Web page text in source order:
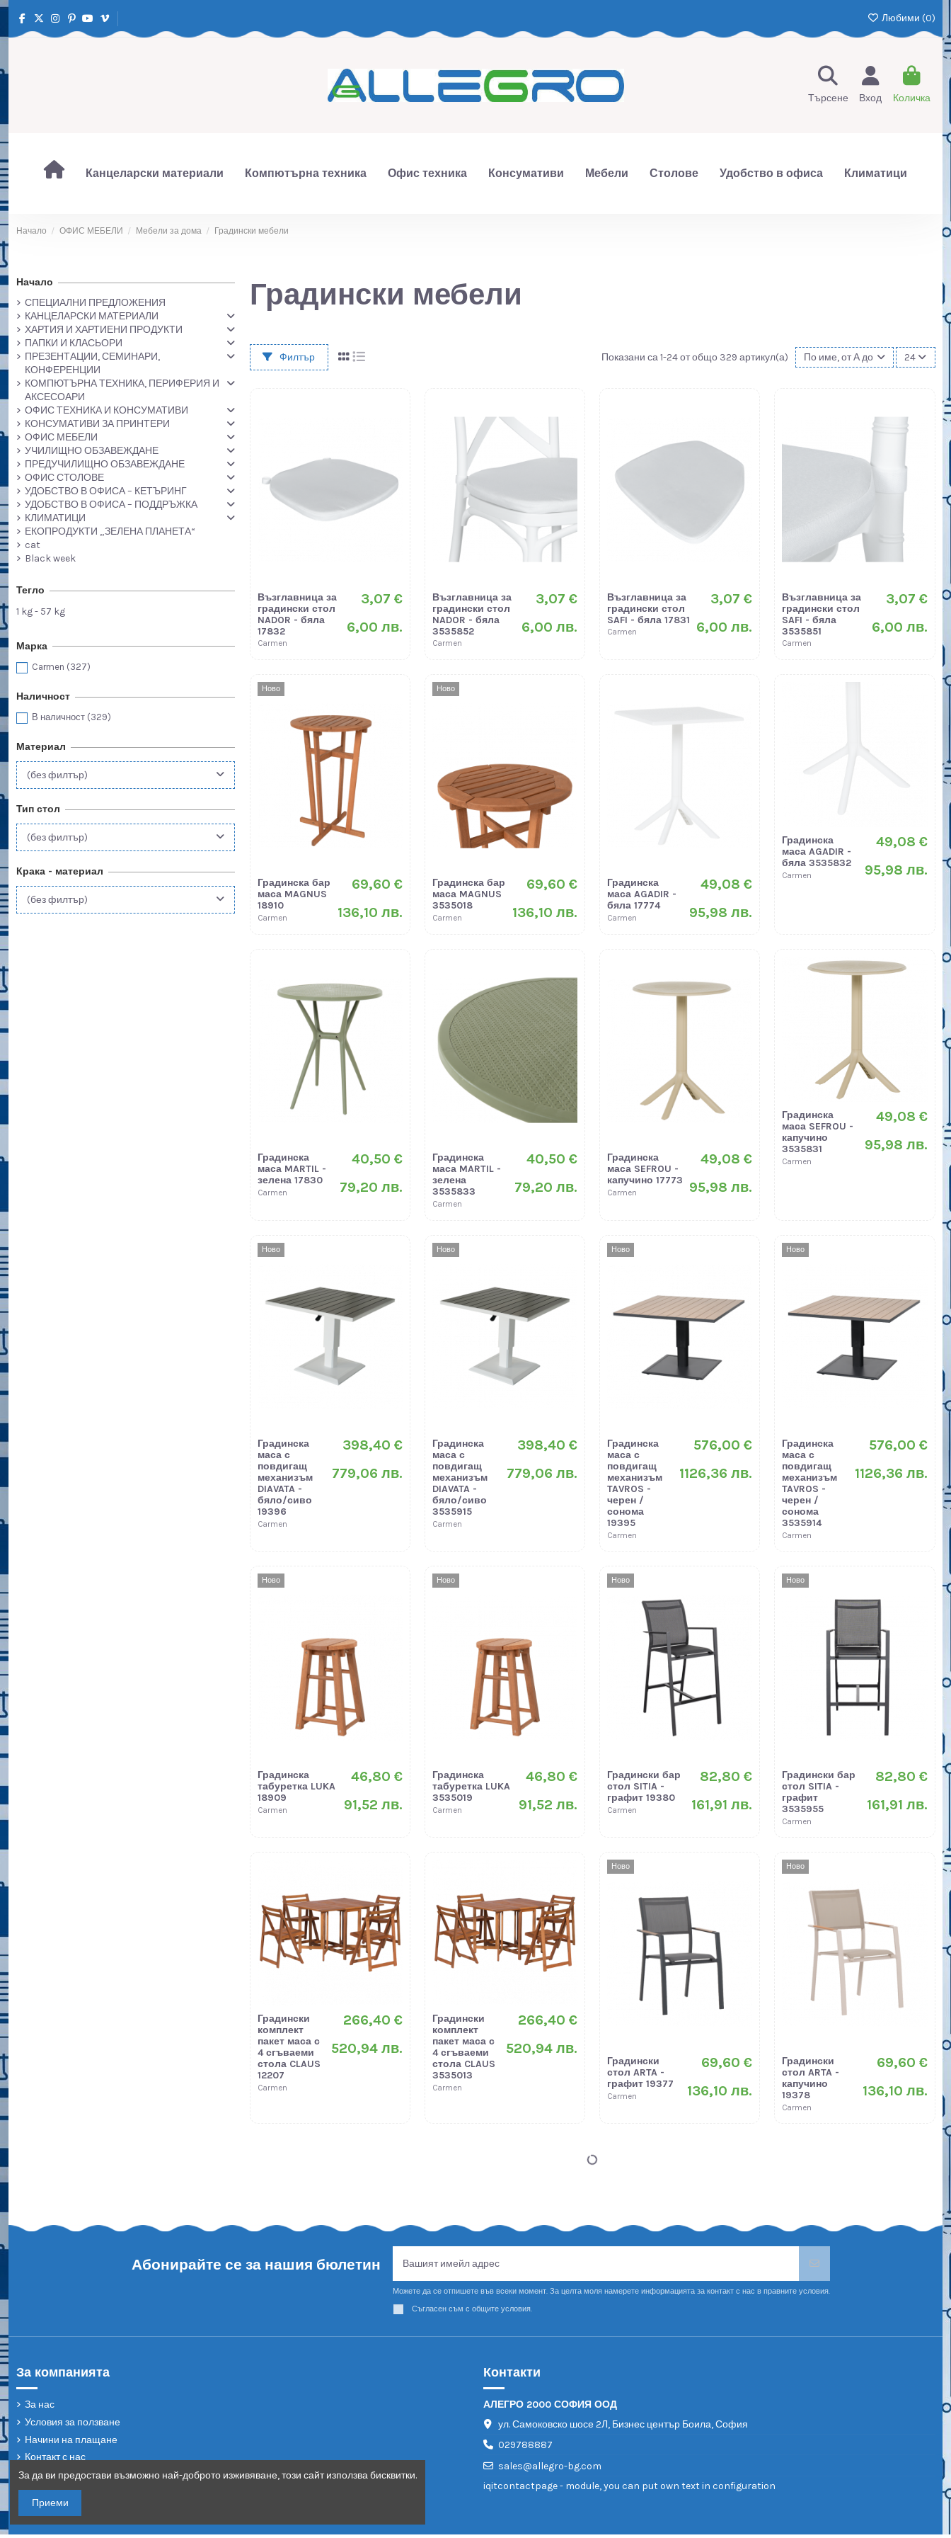
Любими (0)
Търсене Вход Количка
Канцеларски материали Компютърна техника Офис техника Консумативи Мебели Столове Удобство в офиса Климатици
Начало ОФИС МЕБЕЛИ Мебели за дома Градински мебели
Градински мебели
Филтър Показани са 1-24 от общо 329 артикул(а) По име, от А до Я 24
Възглавница за
градински стол
NADOR - бяла
17832
Carmen
3,07 €
6,00 лв.
Възглавница за
градински стол
NADOR - бяла
3535852
Carmen
3,07 €
6,00 лв.
Възглавница за
градински стол
SAFI - бяла 17831
Carmen
3,07 €
6,00 лв.
Възглавница за
градински стол
SAFI - бяла
3535851
Carmen
3,07 €
6,00 лв.
Ново
Градинска бар
маса MAGNUS
18910
Carmen
69,60 €
136,10 лв.
Ново
Градинска бар
маса MAGNUS
3535018
Carmen
69,60 €
136,10 лв.
Градинска
маса AGADIR -
бяла 17774
Carmen
49,08 €
95,98 лв.
Градинска
маса AGADIR -
бяла 3535832
Carmen
49,08 €
95,98 лв.
Градинска
маса MARTIL -
зелена 17830
Carmen
40,50 €
79,20 лв.
Градинска
маса MARTIL -
зелена
3535833
Carmen
40,50 €
79,20 лв.
Градинска
маса SEFROU -
капучино 17773
Carmen
49,08 €
95,98 лв.
Градинска
маса SEFROU -
капучино
3535831
Carmen
49,08 €
95,98 лв.
Ново
Градинска
маса с
повдигащ
механизъм
DIAVATA -
бяло/сиво
19396
Carmen
398,40 €
779,06 лв.
Ново
Градинска
маса с
повдигащ
механизъм
DIAVATA -
бяло/сиво
3535915
Carmen
398,40 €
779,06 лв.
Ново
Градинска
маса с
повдигащ
механизъм
TAVROS -
черен /
сонома
19395
Carmen
576,00 €
1126,36 лв.
Ново
Градинска
маса с
повдигащ
механизъм
TAVROS -
черен /
сонома
3535914
Carmen
576,00 €
1126,36 лв.
Ново
Градинска
табуретка LUKA
18909
Carmen
46,80 €
91,52 лв.
Ново
Градинска
табуретка LUKA
3535019
Carmen
46,80 €
91,52 лв.
Ново
Градински бар
стол SITIA -
графит 19380
Carmen
82,80 €
161,91 лв.
Ново
Градински бар
стол SITIA -
графит
3535955
Carmen
82,80 €
161,91 лв.
Градински
комплект
пакет маса с
4 сгъваеми
стола CLAUS
12207
Carmen
266,40 €
520,94 лв.
Градински
комплект
пакет маса с
4 сгъваеми
стола CLAUS
3535013
Carmen
266,40 €
520,94 лв.
Ново
Градински
стол ARTA -
графит 19377
Carmen
69,60 €
136,10 лв.
Ново
Градински
стол ARTA -
капучино
19378
Carmen
69,60 €
136,10 лв.
крем 19376
136,10 лв.
Начало
СПЕЦИАЛНИ ПРЕДЛОЖЕНИЯ
КАНЦЕЛАРСКИ МАТЕРИАЛИ
ХАРТИЯ И ХАРТИЕНИ ПРОДУКТИ
ПАПКИ И КЛАСЬОРИ
ПРЕЗЕНТАЦИИ, СЕМИНАРИ,
КОНФЕРЕНЦИИ
КОМПЮТЪРНА ТЕХНИКА, ПЕРИФЕРИЯ И
АКСЕСОАРИ
ОФИС ТЕХНИКА И КОНСУМАТИВИ
КОНСУМАТИВИ ЗА ПРИНТЕРИ
ОФИС МЕБЕЛИ
УЧИЛИЩНО ОБЗАВЕЖДАНЕ
ПРЕДУЧИЛИЩНО ОБЗАВЕЖДАНЕ
ОФИС СТОЛОВЕ
УДОБСТВО В ОФИСА – КЕТЪРИНГ
УДОБСТВО В ОФИСА – ПОДДРЪЖКА
КЛИМАТИЦИ
ЕКОПРОДУКТИ „ЗЕЛЕНА ПЛАНЕТА“
cat
Black week
Тегло
1 kg - 57 kg
Марка
Carmen (327)
Наличност
В наличност (329)
Материал
(без филтър)
Тип стол
(без филтър)
Крака - материал
(без филтър)
За да ви предостави възможно най-доброто изживяване, този сайт използва бисквитки.
Приеми